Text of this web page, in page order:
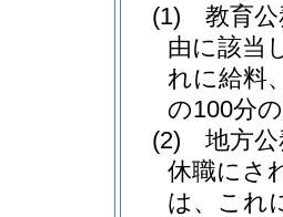
(1)
教育
由に該当
れに給料
の100分
(2)
地方
休職にさ
は、これ